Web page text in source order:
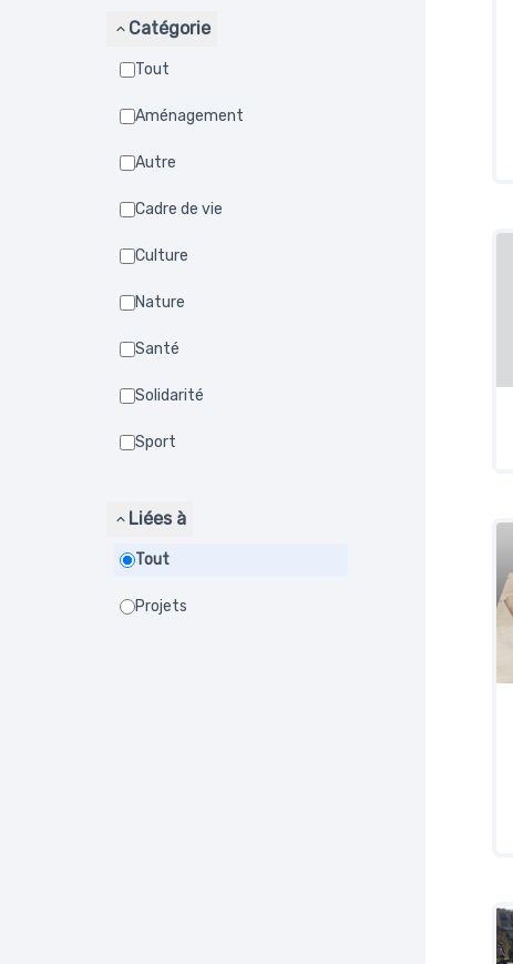
Catégorie
Tout
Aménagement
Autre
Cadre de vie
Culture
Nature
Santé
Solidarité
Sport
Liées à
Tout
Projets